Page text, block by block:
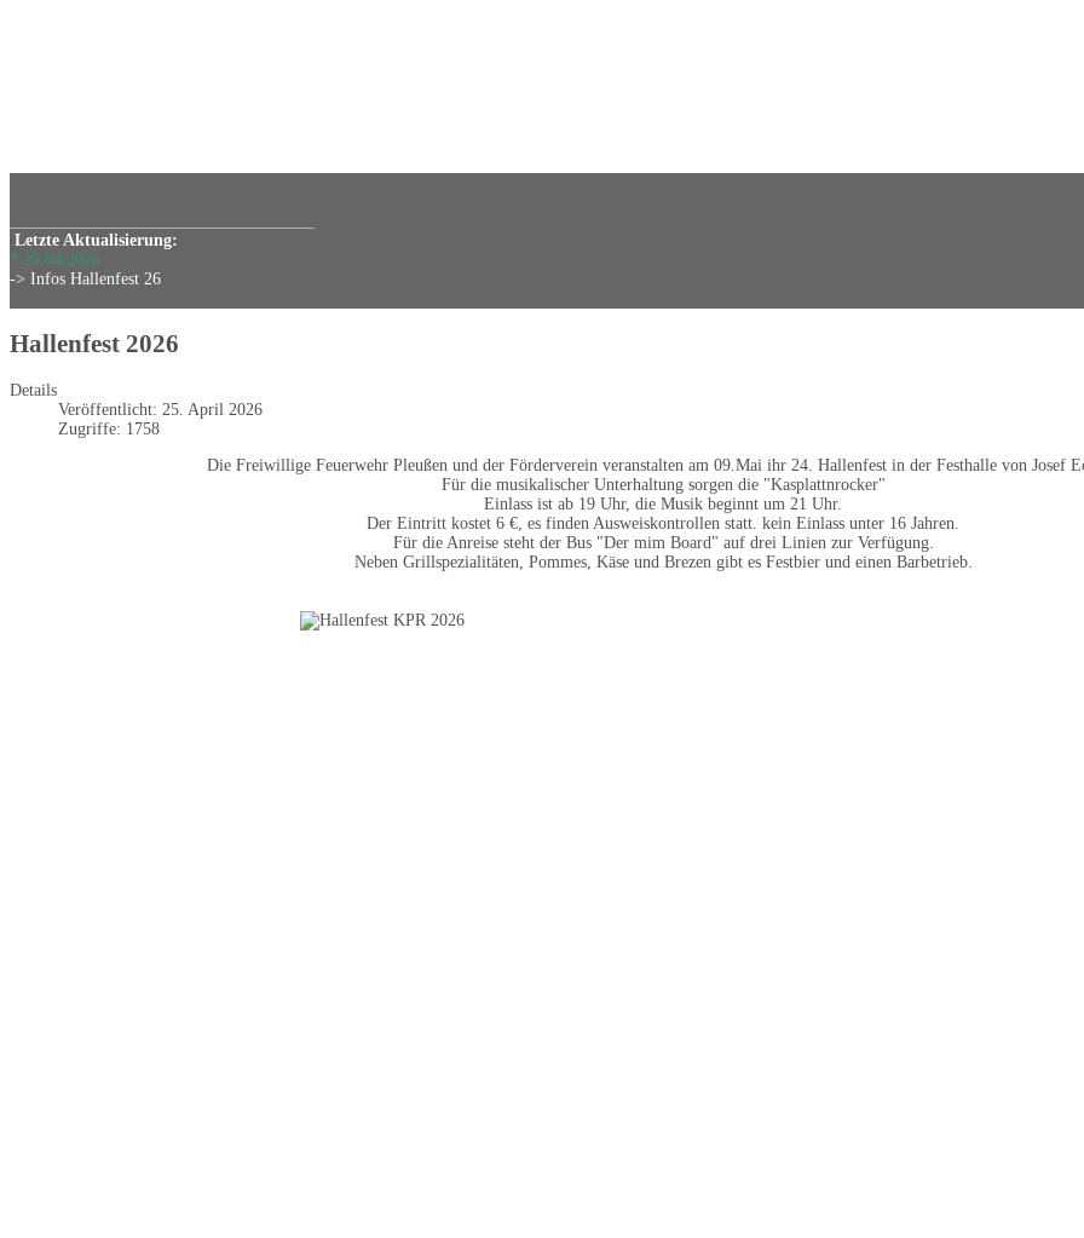
Letzte Aktualisierung:
* 25.04.2026
-> Infos Hallenfest 26
Hallenfest 2026
Details
Veröffentlicht: 25. April 2026
Zugriffe: 1758
Die Freiwillige Feuerwehr Pleußen und der Förderverein veranstalten am 09.Mai ihr 24. Hallenfest in der Festhalle von Josef
Für die musikalischer Unterhaltung sorgen die "Kasplattnrocker"
Einlass ist ab 19 Uhr, die Musik beginnt um 21 Uhr.
Der Eintritt kostet 6 €, es finden Ausweiskontrollen statt. kein Einlass unter 16 Jahren.
Für die Anreise steht der Bus "Der mim Board" auf drei Linien zur Verfügung.
Neben Grillspezialitäten, Pommes, Käse und Brezen gibt es Festbier und einen Barbetrieb.